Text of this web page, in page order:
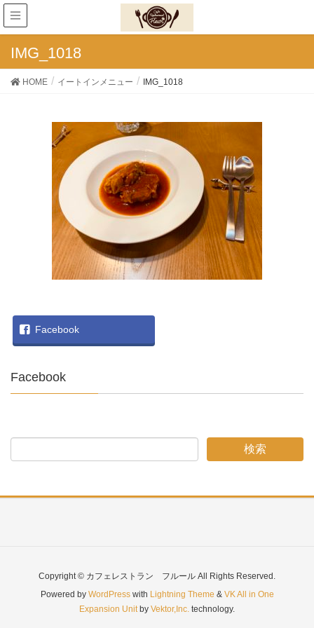
IMG_1018
HOME イートインメニュー IMG_1018
Facebook
Facebook
Copyright © カフェレストラン フルール All Rights Reserved.
Powered by WordPresswith Lightning Theme & VK All in One
Expansion Unitby Vektor,Inc. technology.